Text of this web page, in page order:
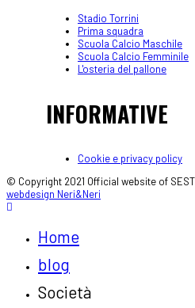
Stadio Torrini
Prima squadra
Scuola Calcio Maschile
Scuola Calcio Femminile
L'osteria del pallone
INFORMATIVE
Cookie e privacy policy
© Copyright 2021 Official website of
webdesign Neri&Neri
Home
blog
Società